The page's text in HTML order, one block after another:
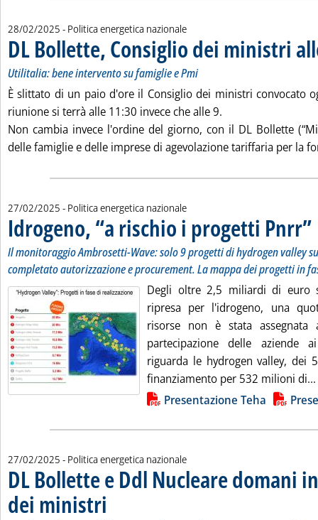
28/02/2025 - Politica energetica nazionale
DL Bollette, Consiglio dei ministri
Utilitalia: bene intervento su famiglie e Pmi
È slittato di un paio d'ore il Consiglio dei ministri convocato
riunione si terrà alle 11:30 invece che alle 9.
Non cambia invece l'ordine del giorno, con il DL Bollette
delle famiglie e delle imprese di agevolazione tariffaria per la
27/02/2025 - Politica energetica nazionale
Idrogeno, “a rischio i progetti Pnrr”..
Il monitoraggio Ambrosetti-Wave: solo 9 progetti di hydrogen valley
completato autorizzazione e procurement. La mappa dei progetti in
Degli oltre 2,5 miliardi di euro
ripresa per l'idrogeno, una
risorse non è stata assegnata
partecipazione delle aziende
riguarda le hydrogen valley, dei
finanziamento per 532 milioni di...
Lista allegati PDF alla notiziaPresentazione Teha
27/02/2025 - Politica energetica nazionale
DL Bollette e Ddl Nucleare domani
dei ministri